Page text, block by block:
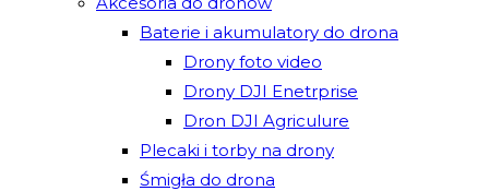
Baterie i akumulatory do drona
Drony foto video
Drony DJI Enetrprise
Dron DJI Agriculure
Plecaki i torby na drony
Śmigła do drona